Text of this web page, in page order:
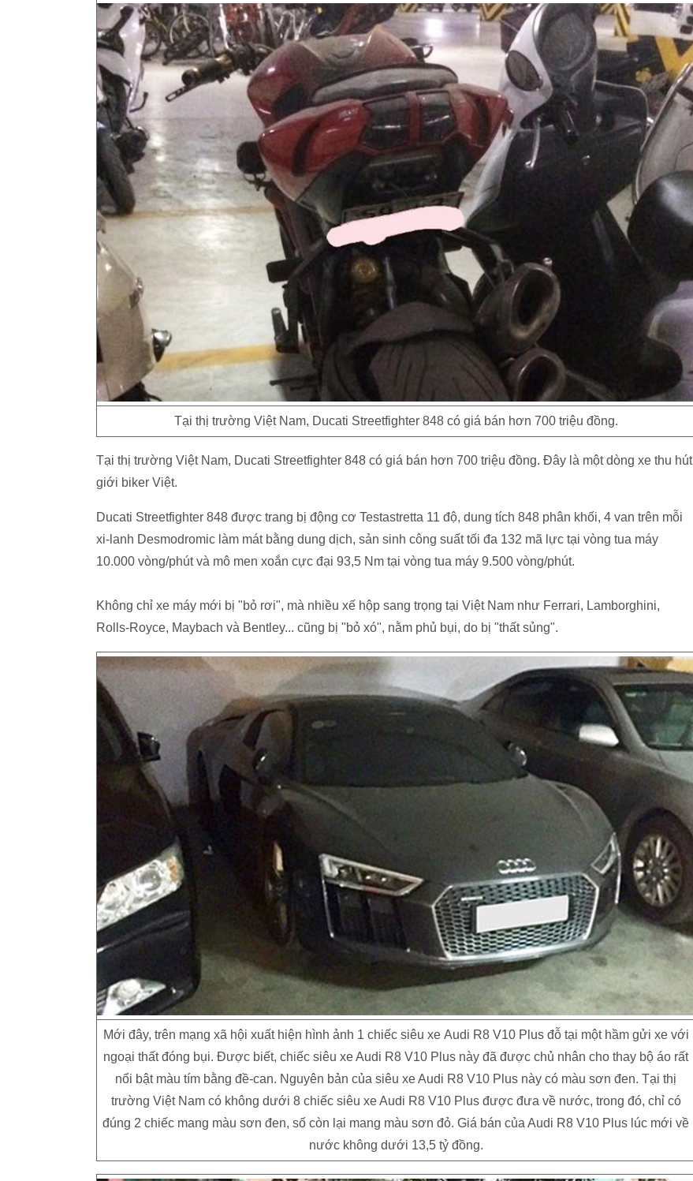
Tại thị trường Việt Nam, Ducati Streetfighter 848 có giá bán hơn 700 triệu đồng.
Tại thị trường Việt Nam, Ducati Streetfighter 848 có giá bán hơn 700 triệu đồng. Đây là một dòng xe thu hút
giới biker Việt.
Ducati Streetfighter 848 được trang bị động cơ Testastretta 11 độ, dung tích 848 phân khối, 4 van trên mỗi
xi-lanh Desmodromic làm mát bằng dung dịch, sản sinh công suất tối đa 132 mã lực tại vòng tua máy
10.000 vòng/phút và mô men xoắn cực đại 93,5 Nm tại vòng tua máy 9.500 vòng/phút.
Không chỉ xe máy mới bị "bỏ rơi", mà nhiều xế hộp sang trọng tại Việt Nam như Ferrari, Lamborghini,
Rolls-Royce, Maybach và Bentley... cũng bị "bỏ xó", nằm phủ bụi, do bị "thất sủng".
Mới đây, trên mạng xã hội xuất hiện hình ảnh 1 chiếc siêu xe Audi R8 V10 Plus đỗ tại một hầm gửi xe với
ngoại thất đóng bụi. Được biết, chiếc siêu xe Audi R8 V10 Plus này đã được chủ nhân cho thay bộ áo rất
nổi bật màu tím bằng đề-can. Nguyên bản của siêu xe Audi R8 V10 Plus này có màu sơn đen. Tại thị
trường Việt Nam có không dưới 8 chiếc siêu xe Audi R8 V10 Plus được đưa về nước, trong đó, chỉ có
đúng 2 chiếc mang màu sơn đen, số còn lại mang màu sơn đỏ. Giá bán của Audi R8 V10 Plus lúc mới về
nước không dưới 13,5 tỷ đồng.